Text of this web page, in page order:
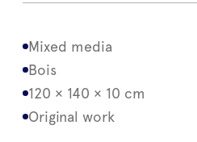
Mixed media
Bois
120 × 140 × 10 cm
Original work